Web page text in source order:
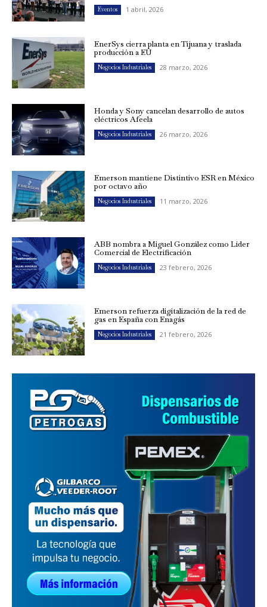
Eventos 1 abril, 2026
EnerSys cierra planta en Tijuana y traslada
producción a EU
Negocios Industriales 28 marzo, 2026
Honda y Sony cancelan desarrollo de autos
eléctricos Afeela
Negocios Industriales 26 marzo, 2026
Emerson mantiene Distintivo ESR en México
por octavo año
Negocios Industriales 11 marzo, 2026
ABB nombra a Miguel González como Líder
Comercial de Electrificación
Negocios Industriales 23 febrero, 2026
Emerson refuerza digitalización de la red de
gas en España con Enagás
Negocios Industriales 21 febrero, 2026